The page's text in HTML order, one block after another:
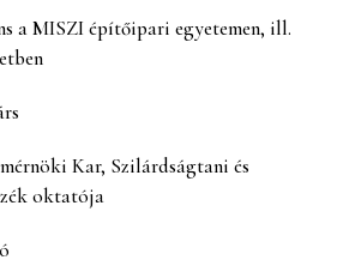
a MISZI építőipari egyetemen, ill.
Kar, Szilárdságtani és
oktatója